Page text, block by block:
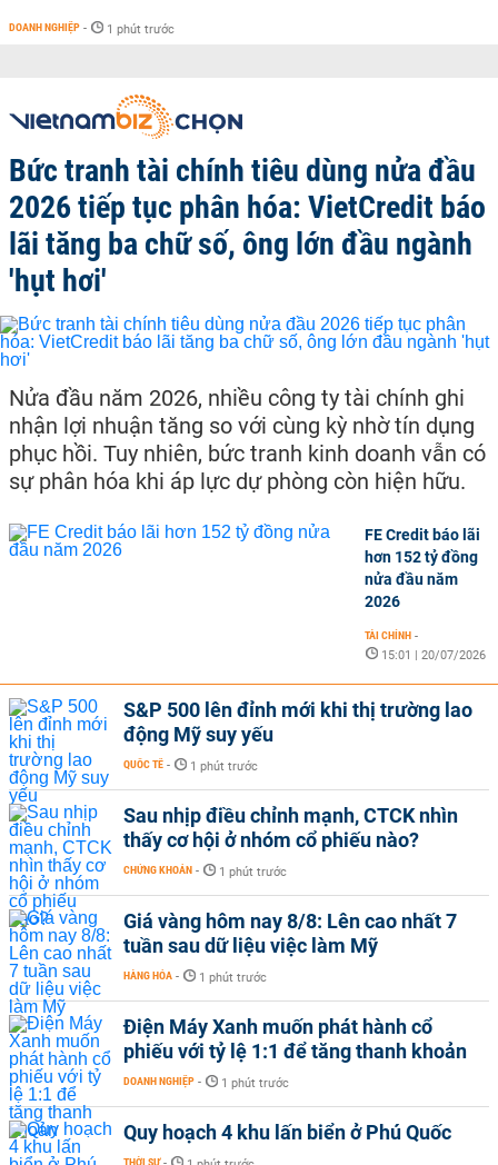
DOANH NGHIỆP - 1 phút trước
Bức tranh tài chính tiêu dùng nửa đầu
2026 tiếp tục phân hóa: VietCredit báo
lãi tăng ba chữ số, ông lớn đầu ngành
'hụt hơi'
Nửa đầu năm 2026, nhiều công ty tài chính ghi
nhận lợi nhuận tăng so với cùng kỳ nhờ tín dụng
phục hồi. Tuy nhiên, bức tranh kinh doanh vẫn có
sự phân hóa khi áp lực dự phòng còn hiện hữu.
FE Credit báo lãi
hơn 152 tỷ đồng
nửa đầu năm
2026
TÀI CHÍNH -
15:01 | 20/07/2026
S&P 500 lên đỉnh mới khi thị trường lao
động Mỹ suy yếu
QUỐC TẾ - 1 phút trước
Sau nhịp điều chỉnh mạnh, CTCK nhìn
thấy cơ hội ở nhóm cổ phiếu nào?
CHỨNG KHOÁN - 1 phút trước
Giá vàng hôm nay 8/8: Lên cao nhất 7
tuần sau dữ liệu việc làm Mỹ
HÀNG HÓA - 1 phút trước
Điện Máy Xanh muốn phát hành cổ
phiếu với tỷ lệ 1:1 để tăng thanh khoản
DOANH NGHIỆP - 1 phút trước
Quy hoạch 4 khu lấn biển ở Phú Quốc
THỜI SỰ